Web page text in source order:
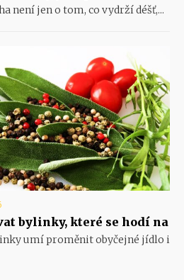
není jen o tom, co vydrží déšť,...
bylinky, které se hodí na
umí proměnit obyčejné jídlo i